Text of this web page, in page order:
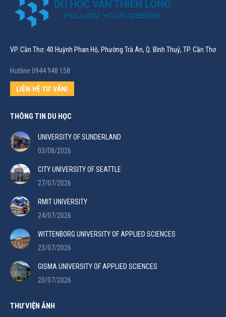
VP. Cần Thơ: 40 Huỳnh Phan Hộ, Phường Trà An, Q. Bình Thuỷ, TP. Cần Thơ
Hotline 0944 948 158
LIÊN HỆ TƯ VẤN!
THÔNG TIN DU HỌC
UNIVERSITY OF SUNDERLAND
03/08/2026
CITY UNIVERSITY OF SEATTLE
27/07/2026
RMIT UNIVERSITY
24/07/2026
WITTENBORG UNIVERSITY OF APPLIED SCIENCES
23/07/2026
GISMA UNIVERSITY OF APPLIED SCIENCES
20/07/2026
THƯ VIỆN ẢNH